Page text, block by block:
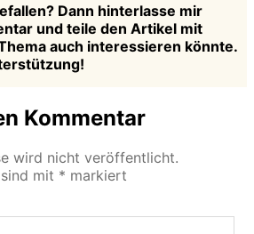
Dann hinterlasse mir
und teile den Artikel mit
auch interessieren könnte.
Kommentar
wird nicht veröffentlicht.
mit * markiert